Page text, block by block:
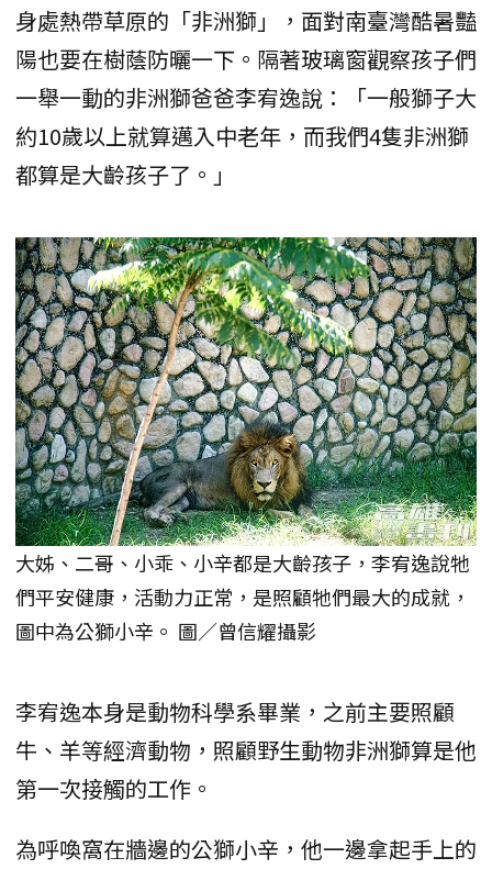
身處熱帶草原的「非洲獅」，面對南臺灣酷暑豔
陽也要在樹蔭防曬一下。隔著玻璃窗觀察孩子們
一舉一動的非洲獅爸爸李宥逸說：「一般獅子大
約10歲以上就算邁入中老年，而我們4隻非洲獅
都算是大齡孩子了。」
大姊、二哥、小乖、小辛都是大齡孩子，李宥逸說牠
們平安健康，活動力正常，是照顧牠們最大的成就，
圖中為公獅小辛。 圖／曾信耀攝影
李宥逸本身是動物科學系畢業，之前主要照顧
牛、羊等經濟動物，照顧野生動物非洲獅算是他
第一次接觸的工作。
為呼喚窩在牆邊的公獅小辛，他一邊拿起手上的